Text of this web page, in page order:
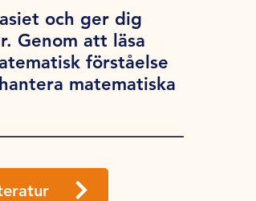
och ger dig
Genom att läsa
förståelse
matematiska